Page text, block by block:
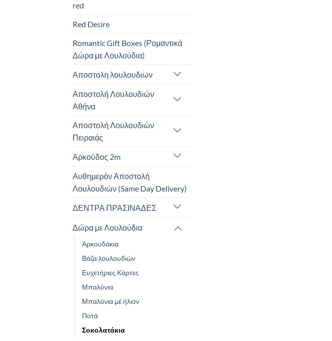
red
Red Desire
Romantic Gift Boxes (Ρομαντικά
Δώρα με Λουλούδια)
Αποστολη λουλουδιων
Αποστολή Λουλουδιών
Αθήνα
Αποστολή Λουλουδιών
Πειραιάς
Αρκούδος 2m
Αυθημερόν Αποστολή
Λουλουδιών (Same Day Delivery)
ΔΕΝΤΡΑ ΠΡΑΣΙΝΑΔΕΣ
Δώρα με Λουλούδια
Αρκουδάκια
Βάζα λουλουδιών
Ευχετήριες Κάρτες
Μπαλόνια
Μπαλόνια μέ ήλιον
Ποτά
Σοκολατάκια